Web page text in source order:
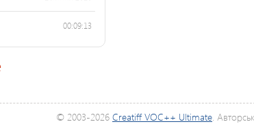
00:09:13
© 2003-2026 Creatiff VOC++ Ultimate.